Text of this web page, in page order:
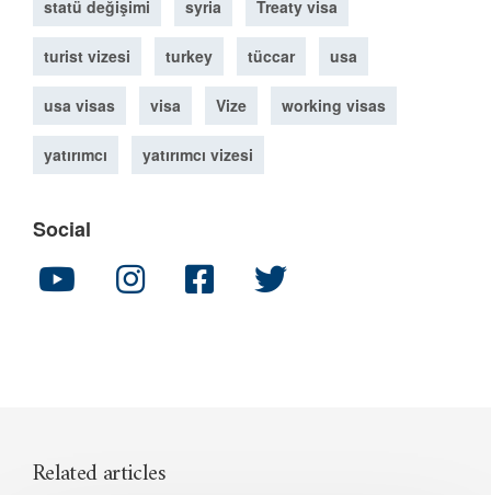
statü değişimi syria Treaty visa
turist vizesi turkey tüccar usa
usa visas visa Vize working visas
yatırımcı yatırımcı vizesi
Social
Related articles